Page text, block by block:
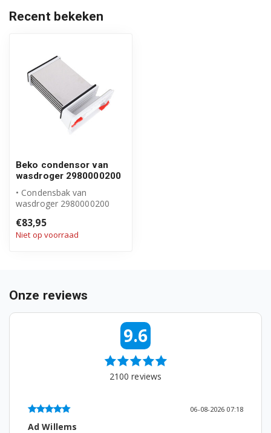
Recent bekeken
Beko condensor van
wasdroger 2980000200
• Condensbak van
wasdroger 2980000200
€83,95
Niet op voorraad
Onze reviews
9.6
2100 reviews
06-08-2026 07:18
Ad Willems